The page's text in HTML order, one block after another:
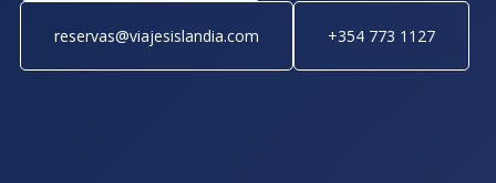
reservas@viajesislandia.com +354 773 1127